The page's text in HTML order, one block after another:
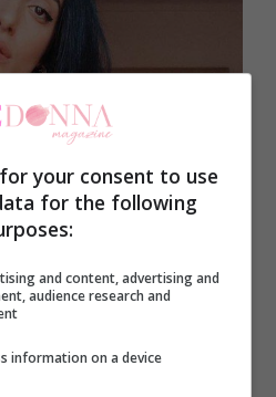
Levante
a conoscenza del
your consent to use
for the following
and content, advertising and
audience research and
information on a device